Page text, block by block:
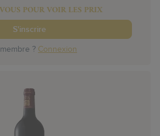
POUR VOIR LES PRIX
S'inscrire
? Connexion